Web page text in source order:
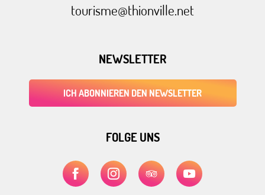
tourisme@thionville.net
NEWSLETTER
ICH ABONNIEREN DEN NEWSLETTER
FOLGE UNS